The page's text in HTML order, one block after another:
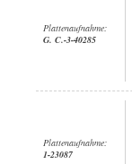
Plattenaufnahme:
G. C.-3-40285
Plattenaufnahme:
1-23087